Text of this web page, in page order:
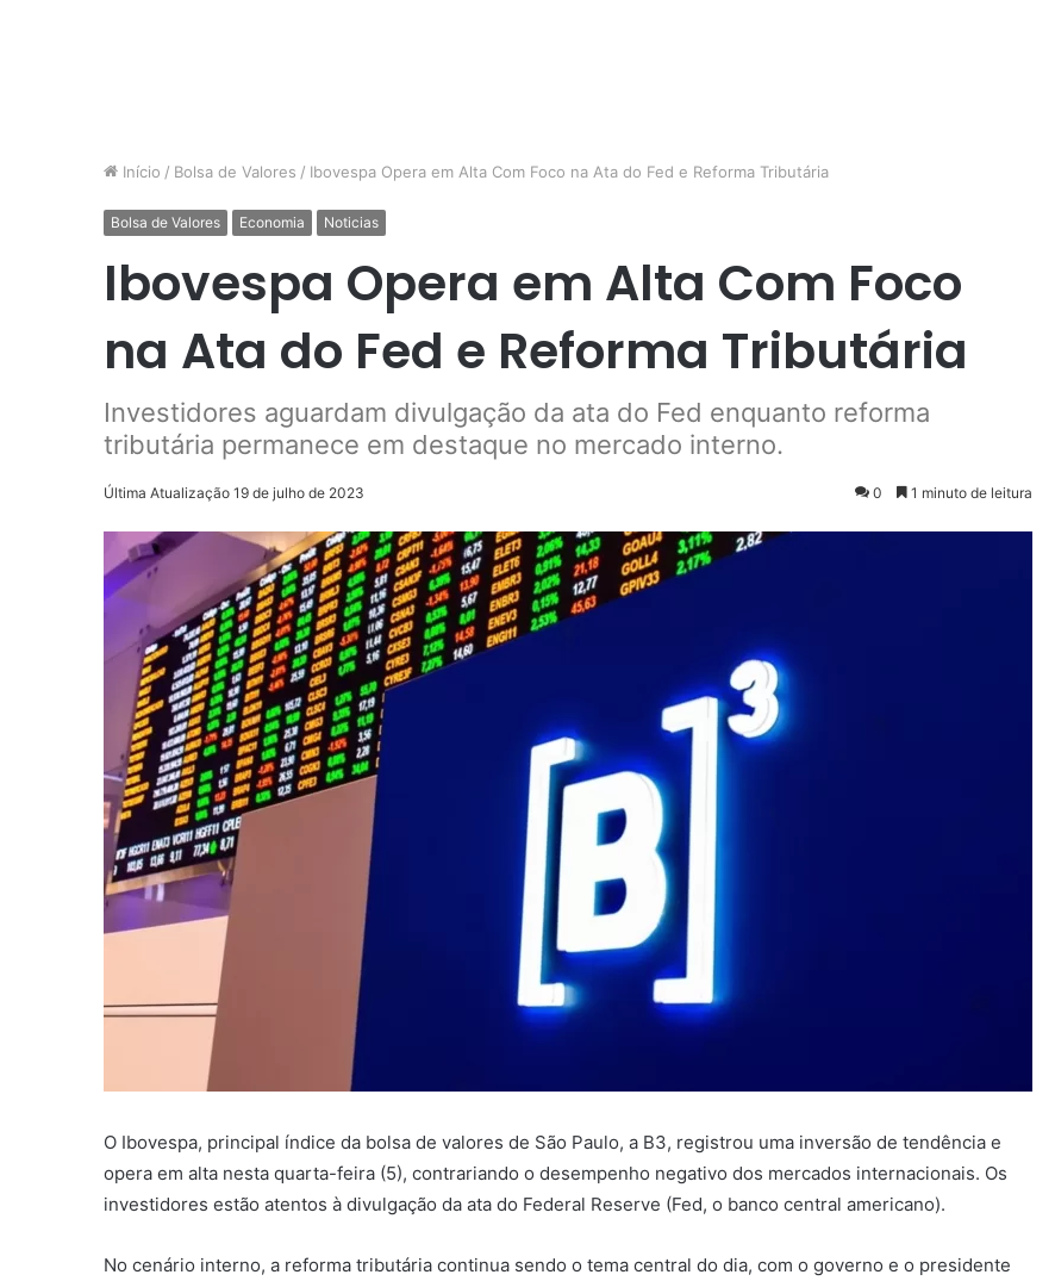
Início / Bolsa de Valores / Ibovespa Opera em Alta Com Foco na Ata do Fed e Reforma Tributária
Bolsa de Valores Economia Noticias
Ibovespa Opera em Alta Com Foco
na Ata do Fed e Reforma Tributária
Investidores aguardam divulgação da ata do Fed enquanto reforma
tributária permanece em destaque no mercado interno.
Última Atualização 19 de julho de 2023 0 1 minuto de leitura
O Ibovespa, principal índice da bolsa de valores de São Paulo, a B3, registrou uma inversão de tendência e
opera em alta nesta quarta-feira (5), contrariando o desempenho negativo dos mercados internacionais. Os
investidores estão atentos à divulgação da ata do Federal Reserve (Fed, o banco central americano).
No cenário interno, a reforma tributária continua sendo o tema central do dia, com o governo e o presidente